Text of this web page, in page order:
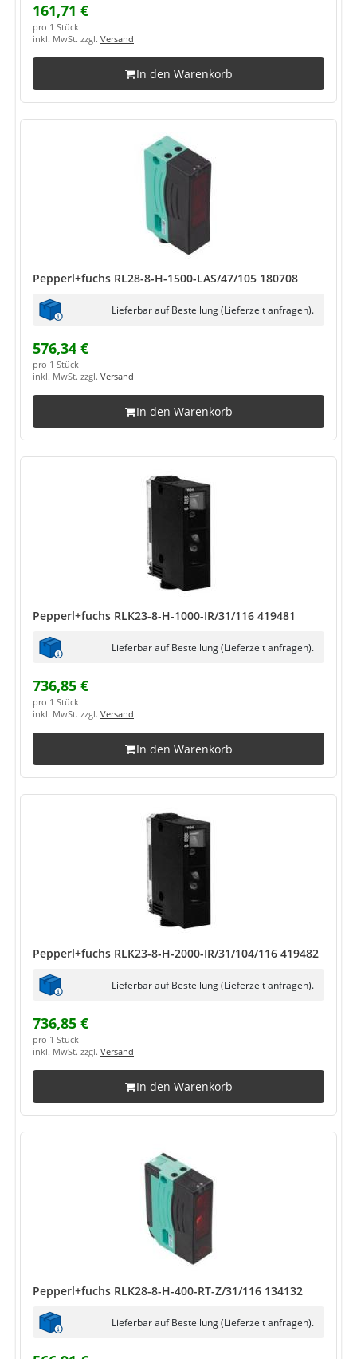
161,71 €
pro 1 Stück
inkl. MwSt. zzgl. Versand
In den Warenkorb
Pepperl+fuchs RL28-8-H-1500-LAS/47/105 180708
Lieferbar auf Bestellung (Lieferzeit anfragen).
576,34 €
pro 1 Stück
inkl. MwSt. zzgl. Versand
In den Warenkorb
Pepperl+fuchs RLK23-8-H-1000-IR/31/116 419481
Lieferbar auf Bestellung (Lieferzeit anfragen).
736,85 €
pro 1 Stück
inkl. MwSt. zzgl. Versand
In den Warenkorb
Pepperl+fuchs RLK23-8-H-2000-IR/31/104/116 419482
Lieferbar auf Bestellung (Lieferzeit anfragen).
736,85 €
pro 1 Stück
inkl. MwSt. zzgl. Versand
In den Warenkorb
Pepperl+fuchs RLK28-8-H-400-RT-Z/31/116 134132
Lieferbar auf Bestellung (Lieferzeit anfragen).